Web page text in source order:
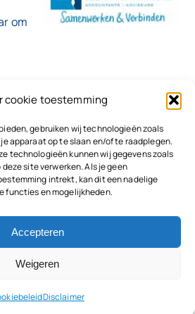
cookie toestemming
gebruiken wij technologieën zoals
apparaat op te slaan en/of te raadplegen.
technologieën kunnen wij gegevens zoals
site verwerken. Als je geen
intrekt, kan dit een nadelige
functies en mogelijkheden.
Accepteren
Weigeren
Disclaimer
om
& Partners |KvK: 78187591
|Disclaimer | Copyright |
naar boven